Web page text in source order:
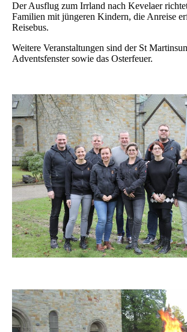
Der Ausflug zum Irrland nach Kevelaer
Familien mit jüngeren Kindern, die Anreise
Reisebus.
Weitere Veranstaltungen sind der St
Adventsfenster sowie das Osterfeuer.